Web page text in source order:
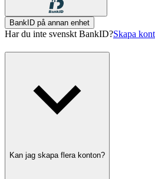
BankID på annan enhet
Har du inte svenskt BankID?Skapa
Kan jag skapa flera konton?